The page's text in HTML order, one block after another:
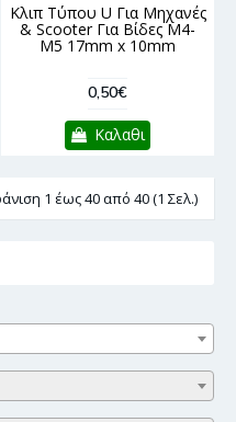
Κλιπ Τύπου U Για Μηχανές
& Scooter Για Βίδες M4-
M5 17mm x 10mm
0,50€
Καλαθι
1 έως 40 από 40 (1 Σελ.)